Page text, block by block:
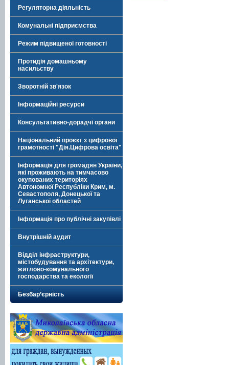
Регуляторна діяльність
Комунальні підприємства
Режим підвищеної готовності
Протидія домашньому
насильству
Зворотній зв'язок
Інформаційні ресурси
Консультативно-дорадчі органи
Національний проєкт з цифрової
грамотності "Дія.Цифрова освіта"
Інформація для громадян України,
які проживають на тимчасово
окупованих територіях
Автономної Республіки Крим, м.
Севастополя, Донецької та
Луганської областей
Інформація про публічні закупівлі
Внутрішній аудит
Відділ інфраструктури,
містобудування та архітектури,
житлово-комунального
господарства та екології
Безбар’єрність